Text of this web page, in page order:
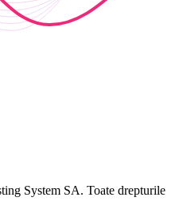
System SA. Toate drepturile